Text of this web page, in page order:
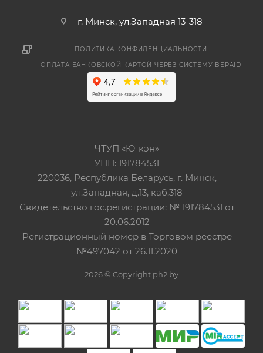
г. Минск, ул.Западная 13-318
ПОЛИТИКА КОНФИДЕНЦИАЛЬНОСТИ
ОПЛАТА БАНКОВСКОЙ КАРТОЙ ЧЕРЕЗ СИСТЕМУ BEPAID
ЧТУП «Ю-кэн»
УНП: 191784531
220036, Республика Беларусь, г. Минск,
ул.Западная, д.13, каб.318
Свидетельство гос.регистрации: № 191784531 от
20.06.2012
Регистрационный номер в Торговом реестре
№497042 от 26.11.2020
2026 © Copyright ph2.by